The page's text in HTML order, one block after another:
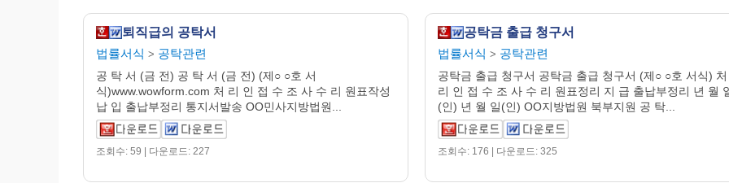
퇴직급의 공탁서
법률서식 > 공탁관련
공 탁 서 (금 전) 공 탁 서 (금 전) (제○ ○호 서
식)www.wowform.com 처 리 인 접 수 조 사 수 리 원표작성
납 입 출납부정리 통지서발송 OO민사지방법원...
조회수: 59 | 다운로드: 227
공탁금 출급 청구서
법률서식 > 공탁관련
공탁금 출급 청구서 공탁금 출급 청구서 (제○ ○호 서식) 처
리 인 접 수 조 사 수 리 원표정리 지 급 출납부정리 년 월
(인) 년 월 일(인) OO지방법원 북부지원 공 탁...
조회수: 176 | 다운로드: 325